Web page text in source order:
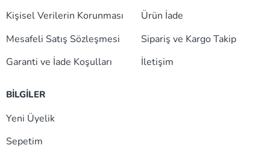
Kişisel Verilerin Korunması
Mesafeli Satış Sözleşmesi
Garanti ve İade Koşulları
Ürün İade
Sipariş ve Kargo Takip
İletişim
BİLGİLER
Yeni Üyelik
Sepetim